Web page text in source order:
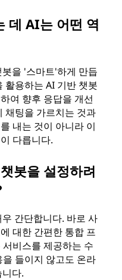
데 AI는 어떤 역
을 '스마트'하게 만듭
활용하는 AI 기반 챗봇
여 향후 응답을 개선
채팅을 가르치는 것과
내는 것이 아니라 이
다릅니다.
봇을 설정하려
간단합니다. 바로 사
대한 간편한 통합 프
비스를 제공하는 수
들이지 않고도 온라
다.